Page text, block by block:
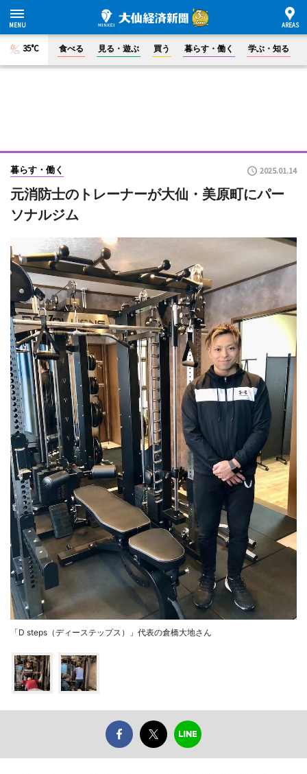
35°C 食べる 見る・遊ぶ 買う 暮らす・働く 学ぶ・知る
暮らす・働く 2025.01.14
元消防士のトレーナーが大仙・美原町にパー
ソナルジム
「D steps（ディーステップス）」代表の倉橋大地さん